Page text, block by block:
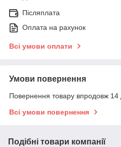
Післяплата
Оплата на рахунок
Всі умови оплати
Умови повернення
Повернення товару впродовж 14
Всі умови повернення
Подібні товари компанії